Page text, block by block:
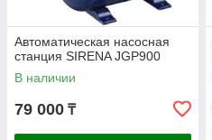
Автоматическая насосная
станция SIRENA JGP900
В наличии
79 000 ₸